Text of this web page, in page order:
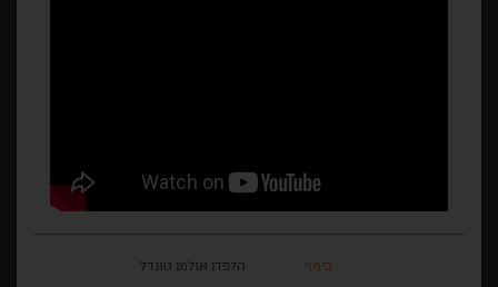
בימוי הלפדן אולמן טונדל